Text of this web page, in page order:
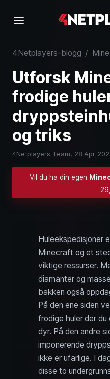
4Netplayers-blogg /
Utforsk
frodige
og triks
4Netplayers Team, 28 Apr
Vil du ha din egen
Huleekspedisjoner
Minecraft og et
viktige ressurser.
diamanter og
bakken også
På den ene siden
frodige huler der du
dyr. På den andre
imponerende
ikke er ufarlige. I
disse to